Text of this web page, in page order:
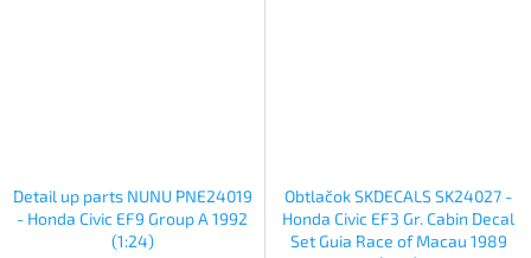
Detail up parts NUNU PNE24019
- Honda Civic EF9 Group A 1992
(1:24)
Obtlačok SKDECALS SK24027 -
Honda Civic EF3 Gr. Cabin Decal
Set Guia Race of Macau 1989